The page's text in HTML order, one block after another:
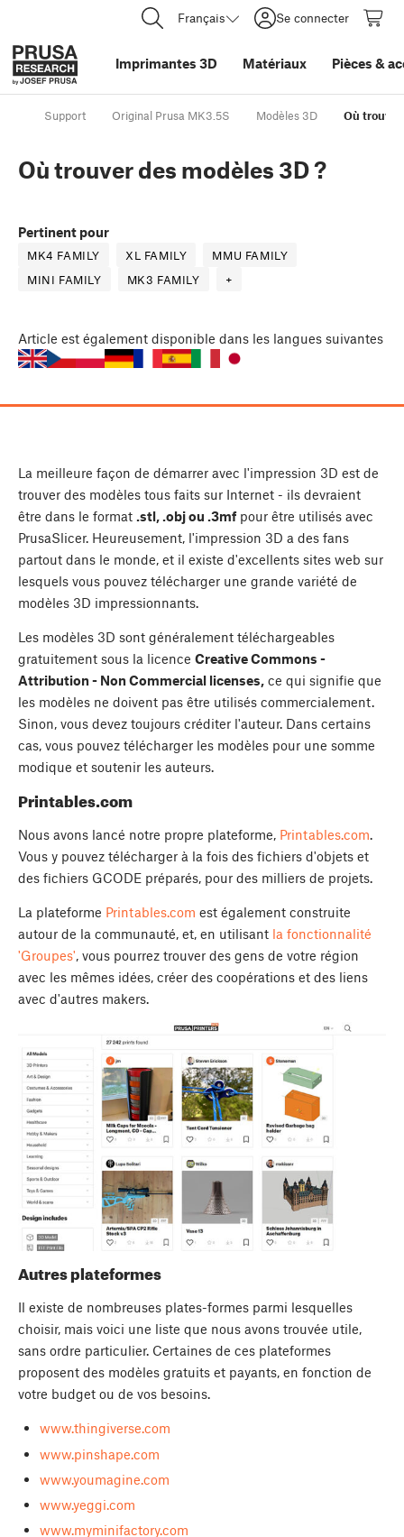
Français Se connecter
Imprimantes 3D Matériaux Pièces &
Support Original Prusa MK3.5S Modèles 3D Où trouver
Où trouver des modèles 3D ?
Pertinent pour
MK4 FAMILY XL FAMILY
MMU FAMILY
MINI FAMILY
MK3 FAMILY +
Article est également disponible dans les langues suivantes
La meilleure façon de démarrer avec l'impression 3D est de
trouver des modèles tous faits sur Internet - ils devraient
être dans le format .stl, .obj ou .3mfpour être utilisés avec
PrusaSlicer. Heureusement, l'impression 3D a des fans
partout dans le monde, et il existe d'excellents sites web sur
lesquels vous pouvez télécharger une grande variété de
modèles 3D impressionnants.
Les modèles 3D sont généralement téléchargeables
gratuitement sous la licence Creative Commons -
Attribution - Non Commercial licenses, ce qui signifie que
les modèles ne doivent pas être utilisés commercialement.
Sinon, vous devez toujours créditer l'auteur. Dans certains
cas, vous pouvez télécharger les modèles pour une somme
modique et soutenir les auteurs.
Printables.com
Nous avons lancé notre propre plateforme, Printables.com.
Vous y pouvez télécharger à la fois des fichiers d'objets et
des fichiers GCODE préparés, pour des milliers de projets.
La plateforme Printables.com est également construite
autour de la communauté, et, en utilisant la fonctionnalité
'Groupes', vous pourrez trouver des gens de votre région
avec les mêmes idées, créer des coopérations et des liens
avec d'autres makers.
Autres plateformes
Il existe de nombreuses plates-formes parmi lesquelles
choisir, mais voici une liste que nous avons trouvée utile,
sans ordre particulier. Certaines de ces plateformes
proposent des modèles gratuits et payants, en fonction de
votre budget ou de vos besoins.
www.thingiverse.com
www.pinshape.com
www.youmagine.com
www.yeggi.com
www.myminifactory.com